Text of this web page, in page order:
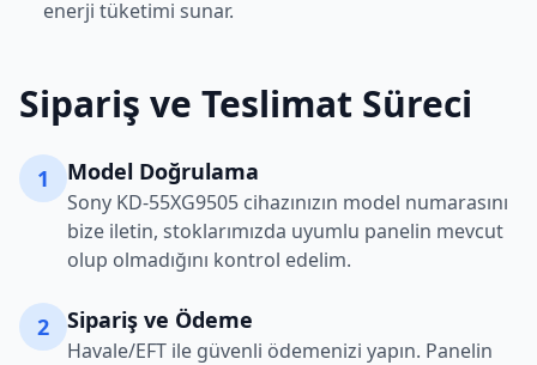
enerji tüketimi sunar.
Sipariş ve Teslimat Süreci
1 Model Doğrulama
Sony KD-55XG9505 cihazınızın model numarasını
bize iletin, stoklarımızda uyumlu panelin mevcut
olup olmadığını kontrol edelim.
2 Sipariş ve Ödeme
Havale/EFT ile güvenli ödemenizi yapın. Panelin